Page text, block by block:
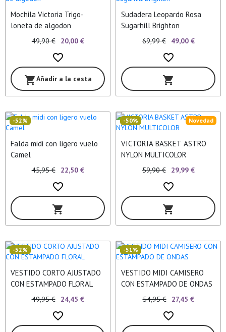
Mochila Victoria Trigo-
loneta de algodon
49,90 € 20,00 €
favorite_border
shopping_cartAñadir a la cesta
Sudadera Leopardo Rosa
Sugarhill Brighton
69,99 € 49,00 €
favorite_border
shopping_cart
Falda midi con ligero vuelo
Camel
-52%
45,95 € 22,50 €
favorite_border
shopping_cart
VICTORIA BASKET ASTRO
NYLON MULTICOLOR
Novedad
-50%
59,90 € 29,99 €
favorite_border
shopping_cart
VESTIDO CORTO AJUSTADO
CON ESTAMPADO FLORAL
-52%
49,95 € 24,45 €
favorite_border
VESTIDO MIDI CAMISERO
CON ESTAMPADO DE ONDAS
-51%
54,95 € 27,45 €
favorite_border